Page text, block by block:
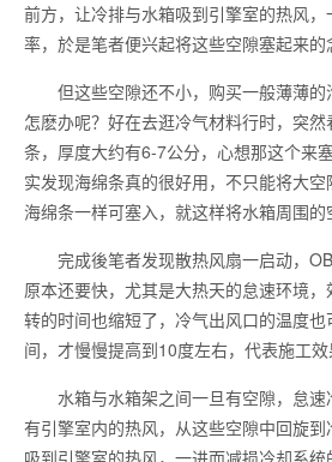
前方，让冷排与水箱吸到引擎室的热风
率，於是笔者便兴起将这些空隙塞起来的
但这些空隙还不小，购买一般薄薄的
怎麽办呢？好在去逛冷气材料行时，突
条，厚度大约有6-7公分，心想那这个来
实发现海绵条真的很好用，不只能将大
海绵条一样可塞入，就这样将水箱周围的
完成後笔者发现散热风扇一启动，
原本还要快，尤其是大热天的怠速环境
转的时间也缩短了，冷气出风口的温度
间，才慢慢提高到10度左右，代表施工效
水箱与水箱架之间一旦有空隙，怠速
有引擎室内的热风，从这些空隙中回旋
吸到引擎室的热风，一进而减损冷却系